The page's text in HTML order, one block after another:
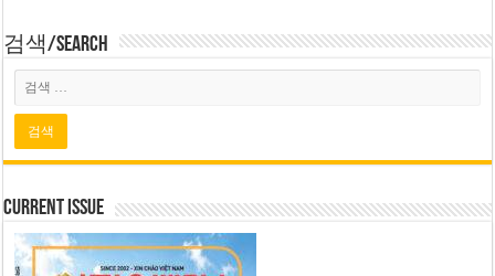
검색/Search
Current Issue